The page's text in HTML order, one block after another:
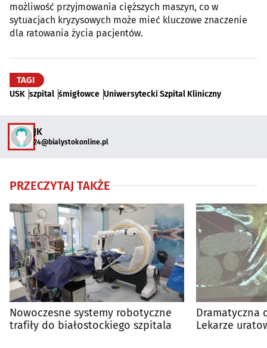
możliwość przyjmowania cięższych maszyn, co w
sytuacjach kryzysowych może mieć kluczowe znaczenie
dla ratowania życia pacjentów.
TAGI
USK szpital śmigłowce Uniwersytecki Szpital Kliniczny
JK
24@bialystokonline.pl
PRZECZYTAJ TAKŻE
Nowoczesne systemy robotyczne
trafiły do białostockiego szpitala
Dramatyczna
Lekarze